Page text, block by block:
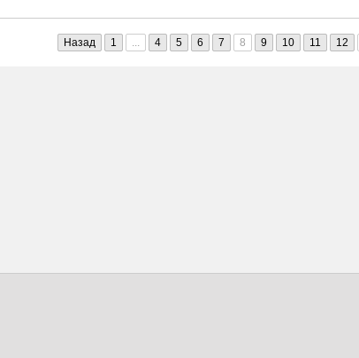
Назад 1 ... 4 5 6 7 8 9 10 11 12